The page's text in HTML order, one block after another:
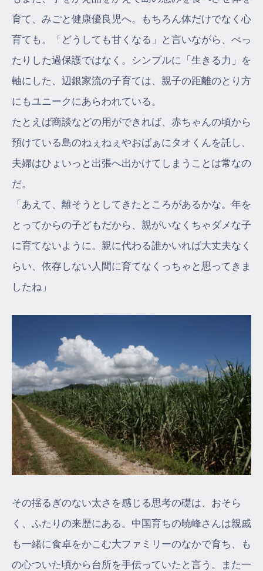
育て、みごと健康優良児へ。もちろん体だけでなく心
育ても。「どうしても甘くなる」と言いながら、べっ
たりした過保護ではなく。シンプルに「生きる力」を
軸にした、辺銀家流の子育ては、親子の距離のとり方
にもユニークにあらわれている。
たとえば商談などの用ができれば、赤ちゃんの頃から
預けている島のねぇねぇやおばぁにタオくんを託し、
夫婦はひょいっと出張へ出かけてしまうことは常なの
だ。
「あえて、離そうとしてきたところがあるかな。年を
とってからの子どもだから、親がいなくちゃダメな子
に育てないように。親に代わる誰かいれば大丈夫なく
らい、依存しない人間に育てなくっちゃと思ってきま
したね」
その揺るぎのない太さを感じる思考の礎は、おそら
く、ふたりの来歴にある。中国育ちの暁峰さんは親戚
も一緒に食卓をかこむ大ファミリーのなかで育ち、も
の心ついた頃から台所を手伝っていたと言う。また一